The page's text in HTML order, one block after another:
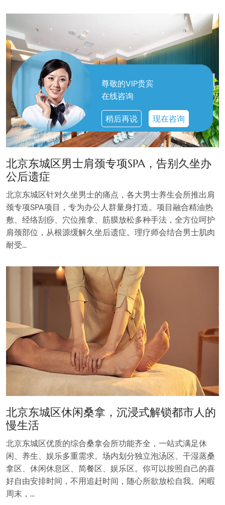
尊敬的VIP贵宾
在线咨询
稍后再说 现在咨询
北京东城区男士肩颈专项SPA，告别久坐办
公后遗症
北京东城区针对久坐男士的痛点，各大男士养生会所推出肩
颈专项SPA项目，专为办公人群量身打造。项目融合精油热
敷、经络刮痧、穴位推拿、筋膜放松多种手法，全方位呵护
肩颈部位，从根源缓解久坐后遗症。理疗师会结合男士肌肉
耐受…
北京东城区休闲桑拿，沉浸式解锁都市人的
慢生活
北京东城区优质的综合桑拿会所功能齐全，一站式满足休
闲、养生、娱乐多重需求。场内划分独立泡汤区、干湿蒸桑
拿区、休闲休息区、简餐区、娱乐区。你可以按照自己的喜
好自由安排时间，不用追赶时间，随心所欲放松自我。闲暇
周末，…